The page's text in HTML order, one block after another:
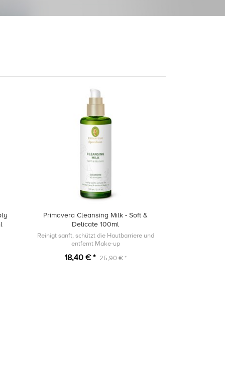
Primavera Cleansing Milk - Soft &
Delicate 100ml
Reinigt sanft, schützt die Hautbarriere und
entfernt Make-up
18,40 € * 25,90 € *